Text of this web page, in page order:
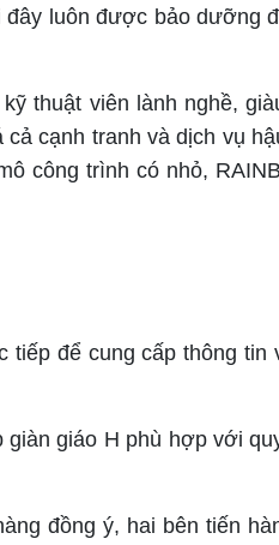
luôn được bảo dưỡng
viên lành nghề,
cạnh tranh và dịch vụ
công trình có nhỏ,
để cung cấp thông
giáo H phù hợp với
đồng ý, hai bên tiến